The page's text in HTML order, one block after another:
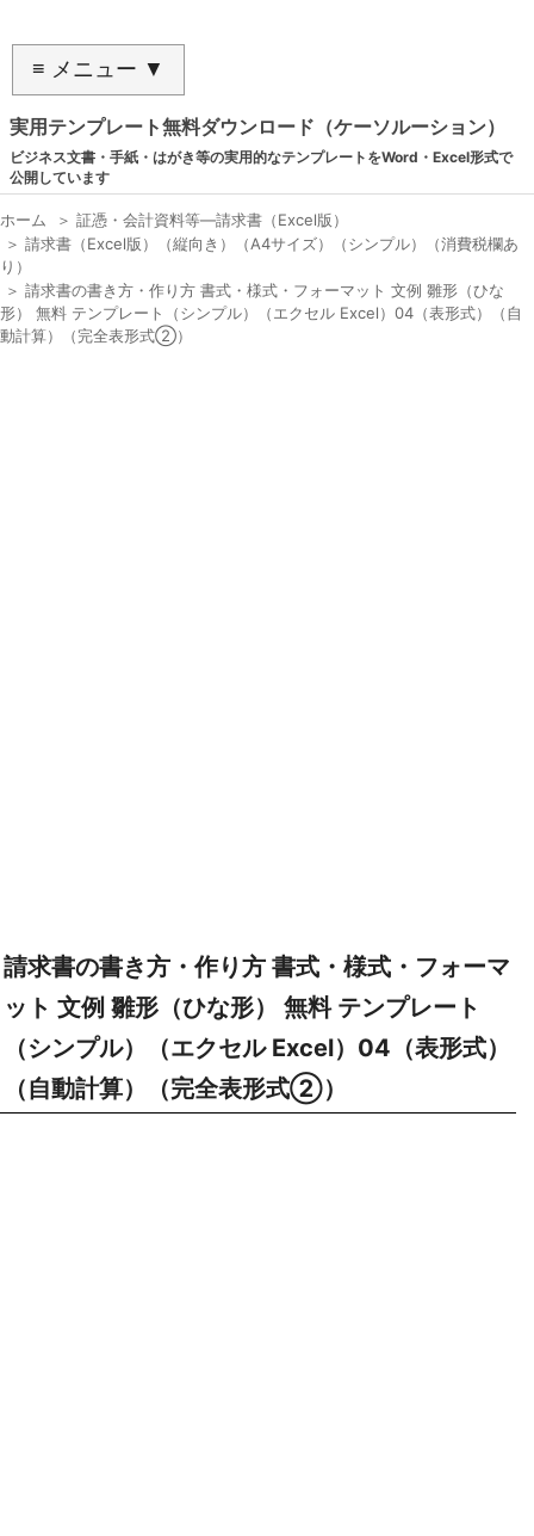
≡ メニュー ▼
実用テンプレート無料ダウンロード（ケーソルーション）
ビジネス文書・手紙・はがき等の実用的なテンプレートをWord・Excel形式で
公開しています
ホーム ＞ 証憑・会計資料等―請求書（Excel版）
＞ 請求書（Excel版）（縦向き）（A4サイズ）（シンプル）（消費税欄あ
り）
＞ 請求書の書き方・作り方 書式・様式・フォーマット 文例 雛形（ひな
形） 無料 テンプレート（シンプル）（エクセル Excel）04（表形式）（自
動計算）（完全表形式②）
請求書の書き方・作り方 書式・様式・フォーマ
ット 文例 雛形（ひな形） 無料 テンプレート
（シンプル）（エクセル Excel）04（表形式）
（自動計算）（完全表形式②）